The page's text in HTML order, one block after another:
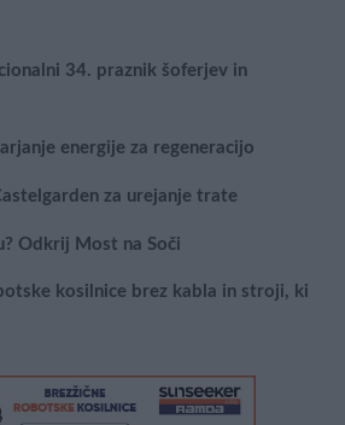
34. praznik šoferjev in
energije za regeneracijo
za urejanje trate
Odkrij Most na Soči
kosilnice brez kabla in stroji, ki